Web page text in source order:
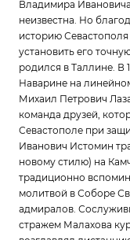
Владимира
неизвестна. Но
историю
установить его
родился в Таллине. В
Наварине на
Михаил Петрович
команда друзей,
Севастополе при
Иванович Истомин
новому стилю) на
традиционно
молитвой в Соборе
адмиралов.
стражем Малахова